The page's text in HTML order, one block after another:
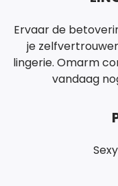
Ervaar de
je
lingerie. Omarm
vandaag